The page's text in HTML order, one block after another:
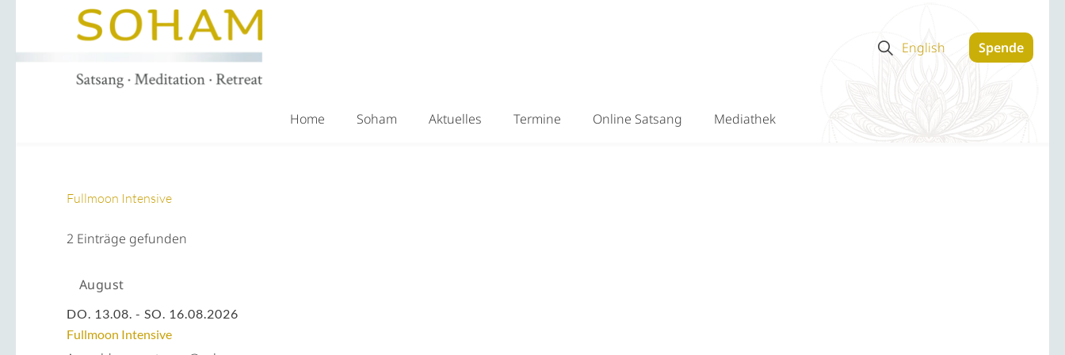
Home Soham Aktuelles Termine Online Satsang Mediathek
English Spende
Fullmoon Intensive
2 Einträge gefunden
August
DO. 13.08. - SO. 16.08.2026
Fullmoon Intensive